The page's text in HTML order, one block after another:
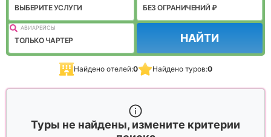
ВЫБЕРИТЕ УСЛУГИ БЕЗ ОГРАНИЧЕНИЙ ₽
АВИАРЕЙСЫ
ТОЛЬКО ЧАРТЕР НАЙТИ
Найдено отелей:0 Найдено туров:0
Туры не найдены, измените критерии